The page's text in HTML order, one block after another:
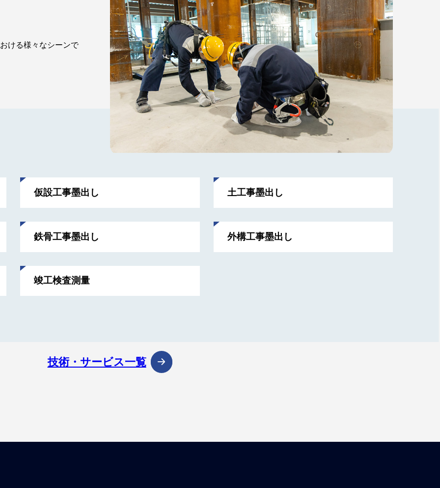
ける様々なシーンで
仮設工事墨出し 土工事墨出し
鉄骨工事墨出し 外構工事墨出し
竣工検査測量
技術・サービス一覧